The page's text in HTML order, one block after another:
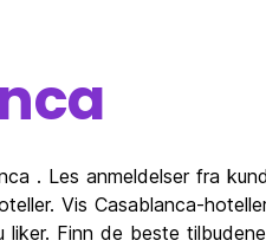
. Les anmeldelser fra
Vis Casablanca-
Finn de beste